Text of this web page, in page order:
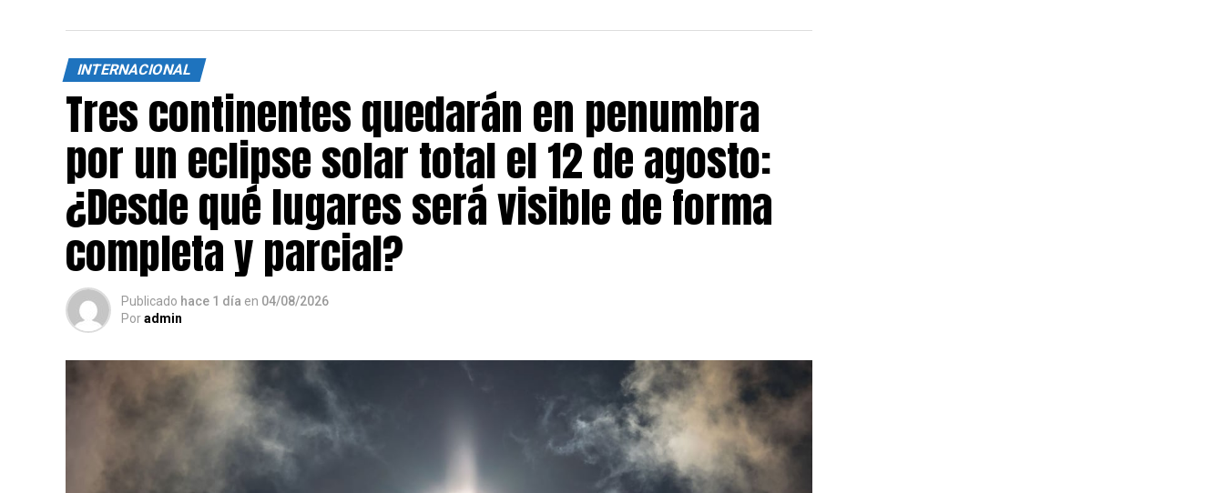
INTERNACIONAL
Tres continentes quedarán en penumbra
por un eclipse solar total el 12 de agosto:
¿Desde qué lugares será visible de forma
completa y parcial?
Publicado hace 1 día en 04/08/2026
Poradmin